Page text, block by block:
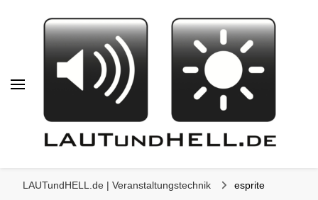
KOMMUNIKATION
LAUTundHELL.de | Veranstaltungstechnik esprite